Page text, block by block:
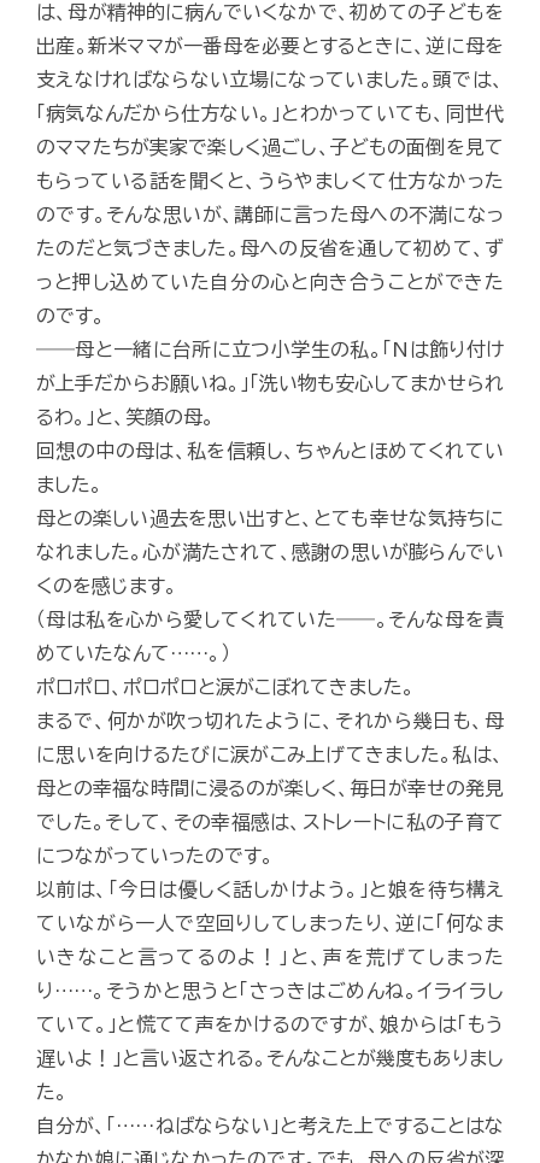
は、母が精神的に病んでいくなかで、初めての子どもを
出産。新米ママが一番母を必要とするときに、逆に母を
支えなければならない立場になっていました。頭では、
「病気なんだから仕方ない。」とわかっていても、同世代
のママたちが実家で楽しく過ごし、子どもの面倒を見て
もらっている話を聞くと、うらやましくて仕方なかった
のです。そんな思いが、講師に言った母への不満になっ
たのだと気づきました。母への反省を通して初めて、ず
っと押し込めていた自分の心と向き合うことができた
のです。
――母と一緒に台所に立つ小学生の私。「Nは飾り付け
が上手だからお願いね。」「洗い物も安心してまかせられ
るわ。」と、笑顔の母。
回想の中の母は、私を信頼し、ちゃんとほめてくれてい
ました。
母との楽しい過去を思い出すと、とても幸せな気持ちに
なれました。心が満たされて、感謝の思いが膨らんでい
くのを感じます。
（母は私を心から愛してくれていた――。そんな母を責
めていたなんて……。）
ポロポロ、ポロポロと涙がこぼれてきました。
まるで、何かが吹っ切れたように、それから幾日も、母
に思いを向けるたびに涙がこみ上げてきました。私は、
母との幸福な時間に浸るのが楽しく、毎日が幸せの発見
でした。そして、その幸福感は、ストレートに私の子育て
につながっていったのです。
以前は、「今日は優しく話しかけよう。」と娘を待ち構え
ていながら一人で空回りしてしまったり、逆に「何なま
いきなこと言ってるのよ！」と、声を荒げてしまった
り……。そうかと思うと「さっきはごめんね。イライラし
ていて。」と慌てて声をかけるのですが、娘からは「もう
遅いよ！」と言い返される。そんなことが幾度もありまし
た。
自分が、「……ねばならない」と考えた上ですることはな